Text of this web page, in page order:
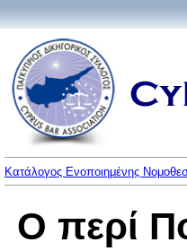
Κατάλογος Ενοποιημένης
Ο περί